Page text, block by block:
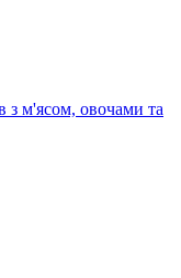
з м'ясом, овочами та